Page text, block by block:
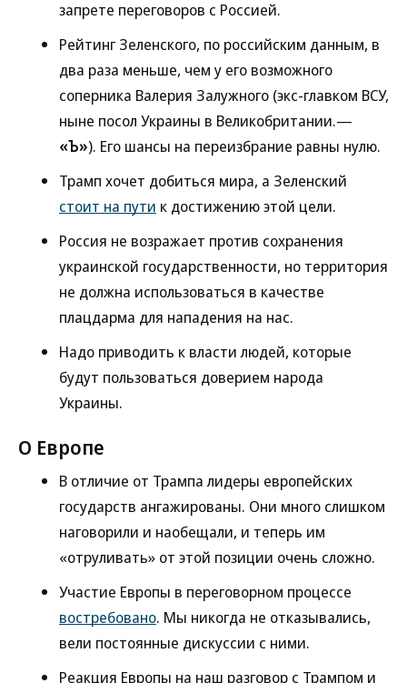
запрете переговоров с Россией.
Рейтинг Зеленского, по российским данным, в
два раза меньше, чем у его возможного
соперника Валерия Залужного (экс-главком ВСУ,
ныне посол Украины в Великобритании.—
«Ъ»). Его шансы на переизбрание равны нулю.
Трамп хочет добиться мира, а Зеленский
стоит на пути к достижению этой цели.
Россия не возражает против сохранения
украинской государственности, но территория
не должна использоваться в качестве
плацдарма для нападения на нас.
Надо приводить к власти людей, которые
будут пользоваться доверием народа
Украины.
О Европе
В отличие от Трампа лидеры европейских
государств ангажированы. Они много слишком
наговорили и наобещали, и теперь им
«отруливать» от этой позиции очень сложно.
Участие Европы в переговорном процессе
востребовано. Мы никогда не отказывались,
вели постоянные дискуссии с ними.
Реакция Европы на наш разговор с Трампом и